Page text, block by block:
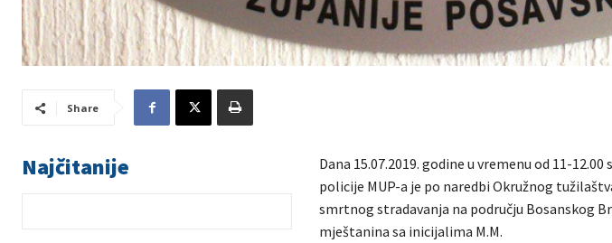
Share
Najčitanije
Dana 15.07.2019. godine u vremenu od 11-
policije MUP-a je po naredbi Okružnog
smrtnog stradavanja na području Bosanskog
mještanina sa inicijalima M.M.